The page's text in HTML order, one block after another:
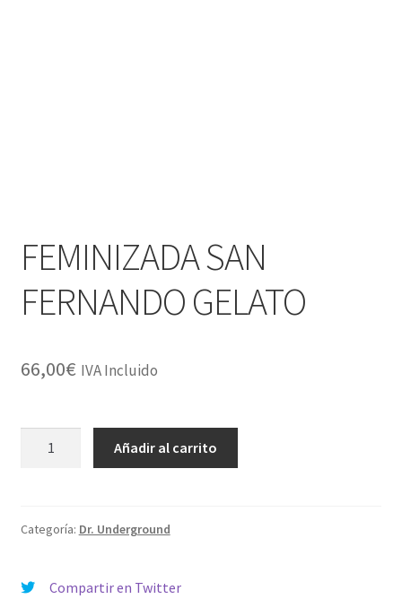
FEMINIZADA SAN
FERNANDO GELATO
66,00€ IVA Incluido
cantidad
Añadir al carrito
Categoría: Dr. Underground
Compartir en Twitter